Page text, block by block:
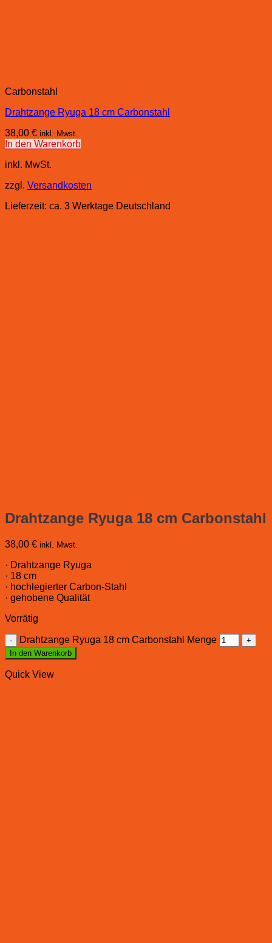
Carbonstahl
Drahtzange Ryuga 18 cm Carbonstahl
38,00 € inkl. Mwst.
In den Warenkorb
inkl. MwSt.
zzgl. Versandkosten
Lieferzeit: ca. 3 Werktage Deutschland
Drahtzange Ryuga 18 cm Carbonstahl
38,00 € inkl. Mwst.
· Drahtzange Ryuga
· 18 cm
· hochlegierter Carbon-Stahl
· gehobene Qualität
Vorrätig
Drahtzange Ryuga 18 cm Carbonstahl Menge
In den Warenkorb
Quick View